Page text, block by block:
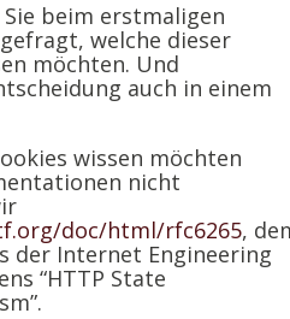
beim erstmaligen
welche dieser
möchten. Und
auch in einem
wissen möchten
nicht
doc/html/rfc6265,
der Internet Engineering
“HTTP State